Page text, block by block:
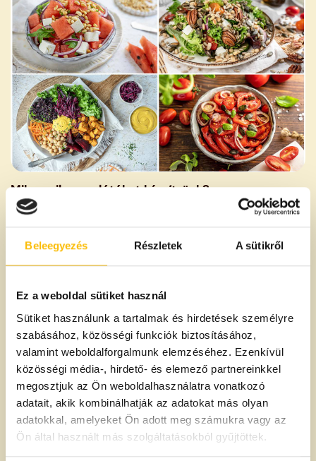
Beleegyezés Részletek A sütikről
Ez a weboldal sütiket használ
Sütiket használunk a tartalmak és hirdetések személyre
szabásához, közösségi funkciók biztosításához,
valamint weboldalforgalmunk elemzéséhez. Ezenkívül
közösségi média-, hirdető- és elemező partnereinkkel
megosztjuk az Ön weboldalhasználatra vonatkozó
adatait, akik kombinálhatják az adatokat más olyan
adatokkal, amelyeket Ön adott meg számukra vagy az
Ön által használt más szolgáltatásokból gyűjtöttek.
Mikor milyen salátákat készítsünk?
▶ Tavaszi saláták
retek, az uborka, a spenót, a rukkola, az újhagyma vagy
a lilahagyma.
Kiváló tavaszi saláta változat a
napraforgó, pekándió és fekete szezámmag is bőven
található, vagy a frissítő
tökmagot, dióbelet és sós, pörkölt mogyorót is
tartalmaz
+ 1 tipp tavaszi salátaöntetre:
A tavaszi saláták tökéletes kiegészítője ez a pikáns,